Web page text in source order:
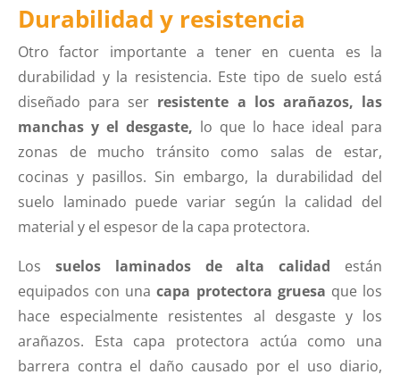
Durabilidad y resistencia
Otro factor importante a tener en cuenta es la
durabilidad y la resistencia. Este tipo de suelo está
diseñado para ser resistente a los arañazos, las
manchas y el desgaste, lo que lo hace ideal para
zonas de mucho tránsito como salas de estar,
cocinas y pasillos. Sin embargo, la durabilidad del
suelo laminado puede variar según la calidad del
material y el espesor de la capa protectora.
Los suelos laminados de alta calidad están
equipados con unacapa protectora gruesa que los
hace especialmente resistentes al desgaste y los
arañazos. Esta capa protectora actúa como una
barrera contra el daño causado por el uso diario,